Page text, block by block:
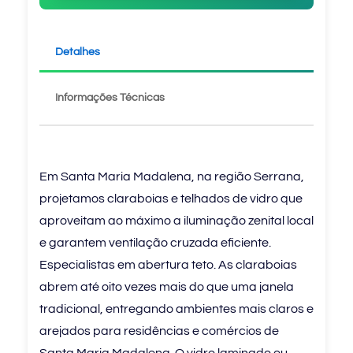
Detalhes
Informações Técnicas
Em Santa Maria Madalena, na região Serrana,
projetamos claraboias e telhados de vidro que
aproveitam ao máximo a iluminação zenital local
e garantem ventilação cruzada eficiente.
Especialistas em abertura teto. As claraboias
abrem até oito vezes mais do que uma janela
tradicional, entregando ambientes mais claros e
arejados para residências e comércios de